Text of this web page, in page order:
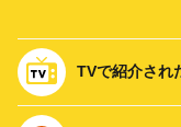
TVで紹介され